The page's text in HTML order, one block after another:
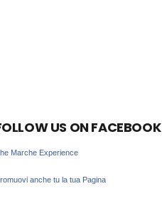
US ON FACEBOOK
Marche Experience
anche tu la tua Pagina